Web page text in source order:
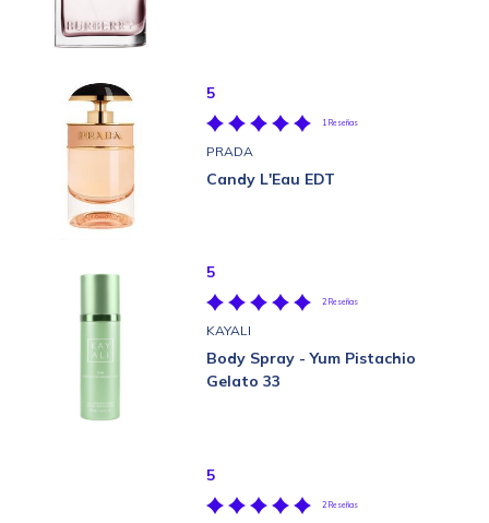
5
1 Reseñas
PRADA
Candy L'Eau EDT
5
2 Reseñas
KAYALI
Body Spray - Yum Pistachio
Gelato 33
5
2 Reseñas